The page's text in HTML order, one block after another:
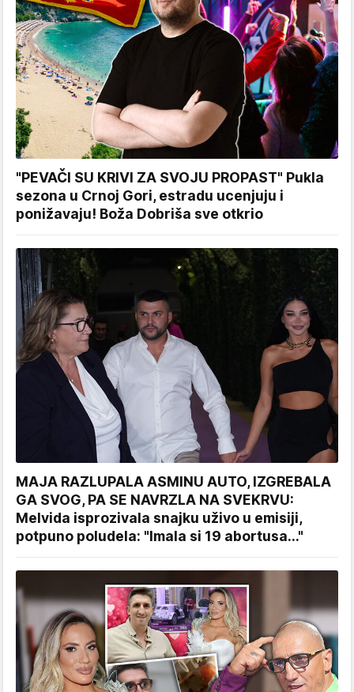
"PEVAČI SU KRIVI ZA SVOJU PROPAST" Pukla
sezona u Crnoj Gori, estradu ucenjuju i
ponižavaju! Boža Dobriša sve otkrio
MAJA RAZLUPALA ASMINU AUTO, IZGREBALA
GA SVOG, PA SE NAVRZLA NA SVEKRVU:
Melvida isprozivala snajku uživo u emisiji,
potpuno poludela: "Imala si 19 abortusa..."